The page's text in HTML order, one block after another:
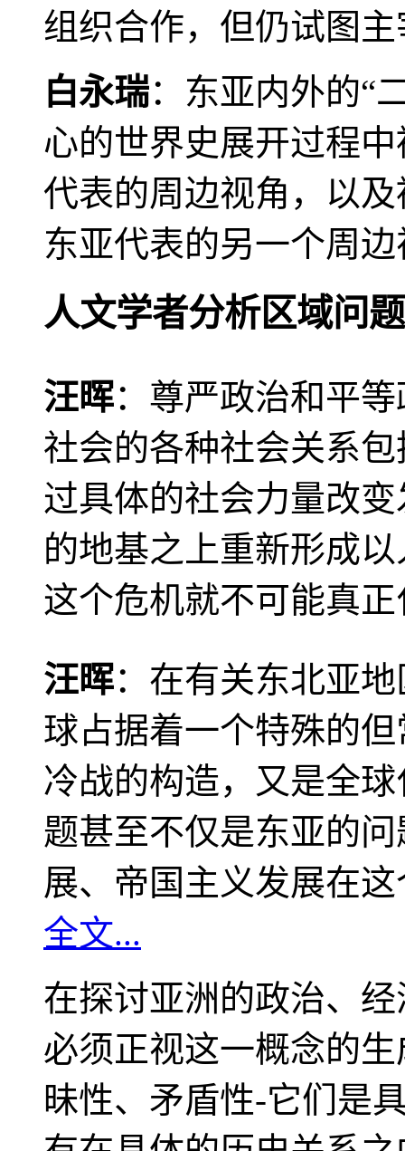
组织合作，但仍试图
白永瑞：东亚内外的“
心的世界史展开过程
代表的周边视角，以
东亚代表的另一个周
人文学者分析区域问题
汪晖：尊严政治和平
社会的各种社会关系
过具体的社会力量改
的地基之上重新形成
这个危机就不可能真
汪晖：在有关东北亚
球占据着一个特殊的
冷战的构造，又是全
题甚至不仅是东亚的
展、帝国主义发展在
全文...
在探讨亚洲的政治、
必须正视这一概念的
昧性、矛盾性-它们是